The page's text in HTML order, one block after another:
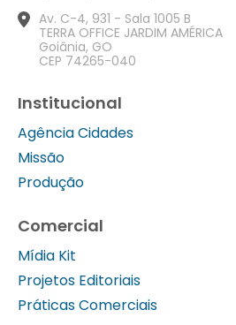
Av. C-4, 931 - Sala 1005 B
TERRA OFFICE JARDIM AMÉRICA
Goiânia, GO
CEP 74265-040
Institucional
Agência Cidades
Missão
Produção
Comercial
Mídia Kit
Projetos Editoriais
Práticas Comerciais